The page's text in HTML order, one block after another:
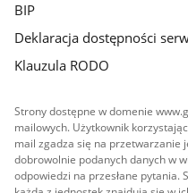
BIP
Deklaracja dostępności
Klauzula RODO
Strony dostępne w domenie
mailowych. Użytkownik
mail zgadza się na przetwarzanie
dobrowolnie podanych danych w
odpowiedzi na przesłane pytania.